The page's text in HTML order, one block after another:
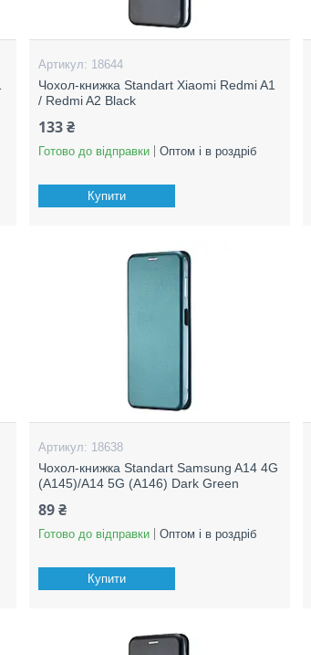
18644
Чохол-книжка Standart Xiaomi Redmi A1
/ Redmi A2 Black
133 ₴
Готово до відправки Оптом і в роздріб
Купити
18638
Чохол-книжка Standart Samsung A14 4G
(A145)/A14 5G (A146) Dark Green
89 ₴
Готово до відправки Оптом і в роздріб
Купити